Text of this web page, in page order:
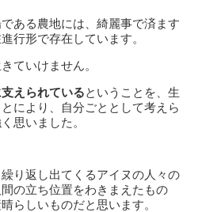
ある農地には、綺麗事で済ます
行形で存在しています。
ていけません。
えられているということを、生
により、自分ごととして考えら
思いました。
り返し出てくるアイヌの人々の
の立ち位置をわきまえたもの
らしいものだと思います。